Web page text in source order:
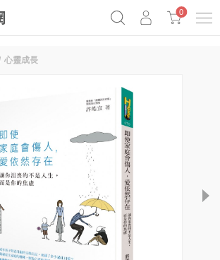
0
心靈成長
next